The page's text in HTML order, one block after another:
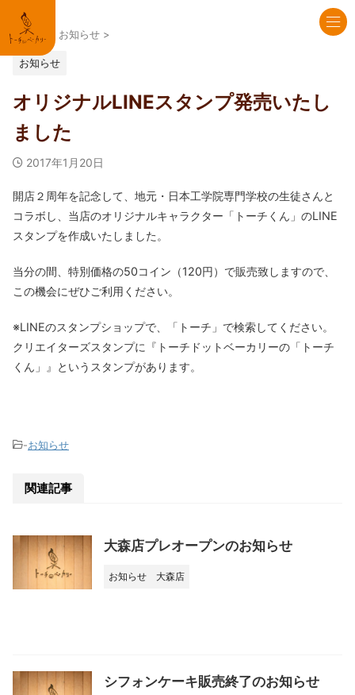
HOME お知らせ >
お知らせ
オリジナルLINEスタンプ発売いたし
ました
2017年1月20日
開店２周年を記念して、地元・日本工学院専門学校の生徒さんと
コラボし、当店のオリジナルキャラクター「トーチくん」のLINE
スタンプを作成いたしました。
当分の間、特別価格の50コイン（120円）で販売致しますので、
この機会にぜひご利用ください。
※LINEのスタンプショップで、「トーチ」で検索してください。
クリエイターズスタンプに『トーチドットベーカリーの「トーチ
くん」』というスタンプがあります。
-お知らせ
関連記事
大森店プレオープンのお知らせ
お知らせ 大森店
シフォンケーキ販売終了のお知らせ